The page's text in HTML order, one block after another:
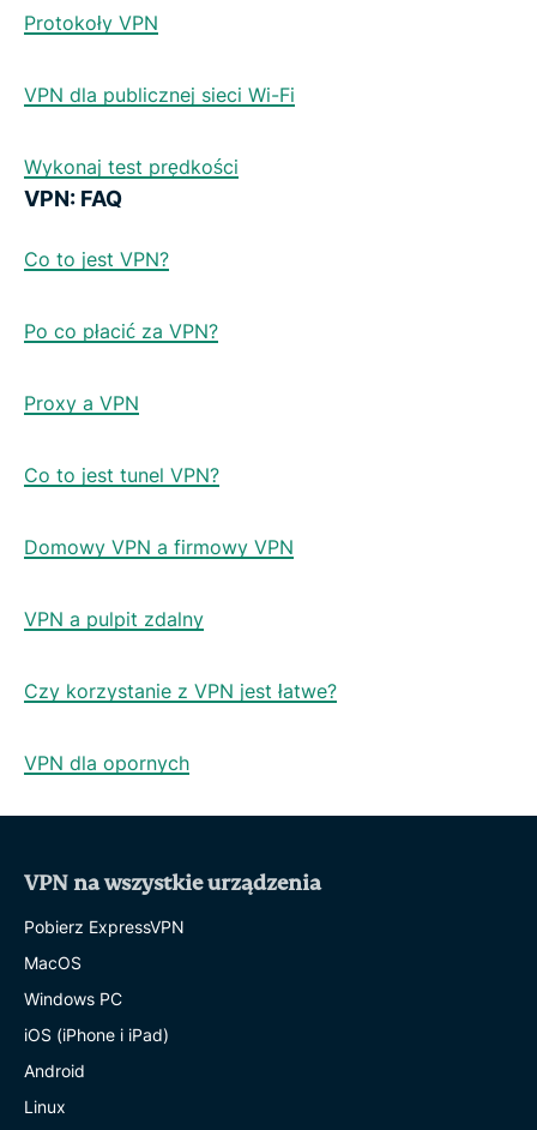
Protokoły VPN
VPN dla publicznej sieci Wi-Fi
Wykonaj test prędkości
VPN: FAQ
Co to jest VPN?
Po co płacić za VPN?
Proxy a VPN
Co to jest tunel VPN?
Domowy VPN a firmowy VPN
VPN a pulpit zdalny
Czy korzystanie z VPN jest łatwe?
VPN dla opornych
VPN na wszystkie urządzenia
Pobierz ExpressVPN
MacOS
Windows PC
iOS (iPhone i iPad)
Android
Linux